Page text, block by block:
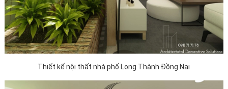
Thiết kế nội thất nhà phố Long Thành Đồng Nai